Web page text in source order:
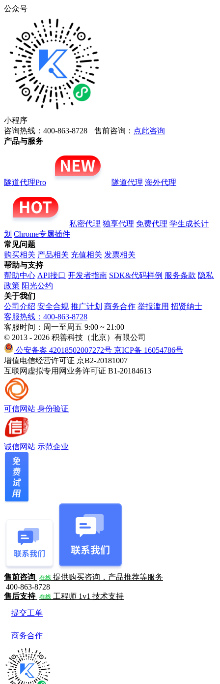
公众号
小程序
咨询热线：400-863-8728
售前咨询： 点此咨询
产品与服务
隧道代理Pro 隧道代理 海外代理
私密代理 独享代理 免费代理 学生成长计
划 Chrome专属插件
常见问题
购买相关 产品相关 充值相关 发票相关
帮助与支持
帮助中心 API接口 开发者指南 SDK&代码样例 服务条款 隐私
政策 阳光公约
关于我们
公司介绍 安全合规 推广计划 商务合作 举报滥用 招贤纳士
客服热线：400-863-8728
客服时间：周一至周五 9:00 ~ 21:00
© 2013 - 2026 积善科技（北京）有限公司
公安备案 42018502007272号 京ICP备 16054786号
增值电信经营许可证 京B2-20181007
互联网虚拟专用网业务许可证 B1-20184613
可信网站 身份验证
诚信网站 示范企业
售前咨询 在线 提供购买咨询，产品推荐等服务
400-863-8728
售后支持 在线 工程师 1v1 技术支持
提交工单
商务合作